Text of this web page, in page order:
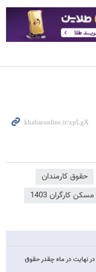
حقوق کارمندان
کارگران 1403
کارگران در نهایت در ماه چقدر حقوق